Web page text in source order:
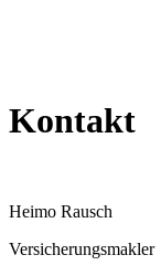
Kontakt
Heimo Rausch
Versicherungsmakler